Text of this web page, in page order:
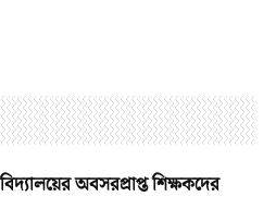
অবসরপ্রাপ্ত শিক্ষকদের